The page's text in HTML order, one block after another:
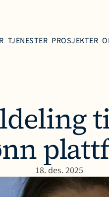
TJENESTER PROSJEKTER
18. des. 2025